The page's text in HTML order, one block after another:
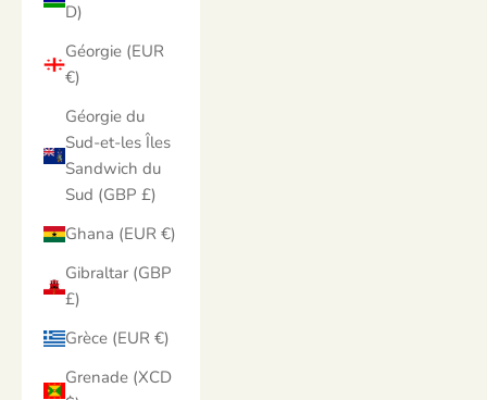
D)
Géorgie (EUR
€)
Géorgie du
Sud-et-les Îles
Sandwich du
Sud (GBP £)
Ghana (EUR €)
Gibraltar (GBP
£)
Grèce (EUR €)
Grenade (XCD